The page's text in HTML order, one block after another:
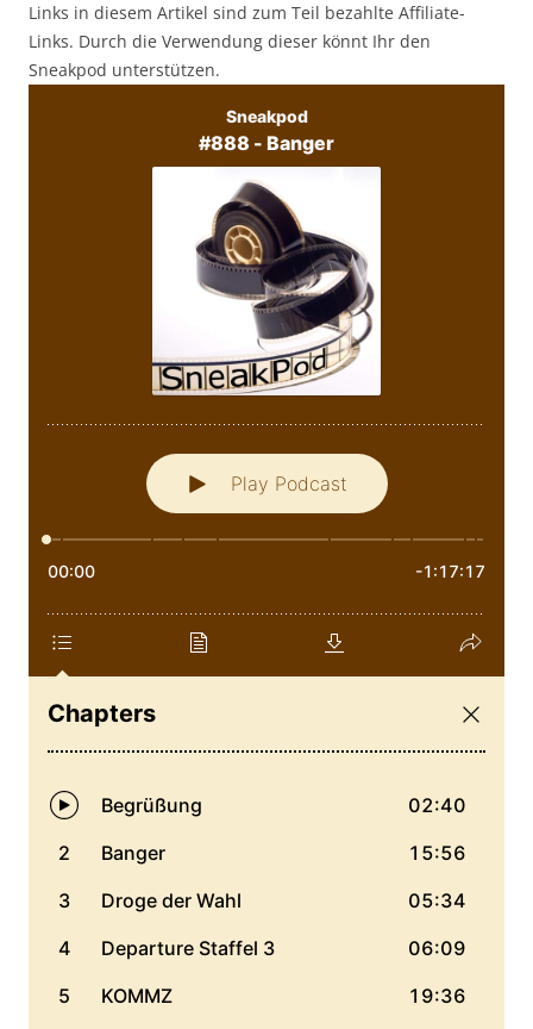
Links in diesem Artikel sind zum Teil bezahlte Affiliate-
Links. Durch die Verwendung dieser könnt Ihr den
Sneakpod unterstützen.